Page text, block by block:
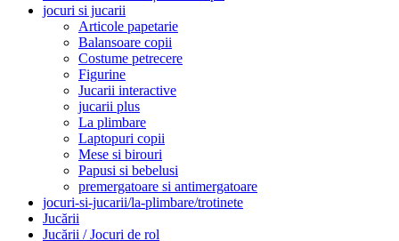
jocuri si jucarii
Articole papetarie
Balansoare copii
Costume petrecere
Figurine
Jucarii interactive
jucarii plus
La plimbare
Laptopuri copii
Mese si birouri
Papusi si bebelusi
premergatoare si antimergatoare
jocuri-si-jucarii/la-plimbare/trotinete
Jucării
Jucării / Jocuri de rol